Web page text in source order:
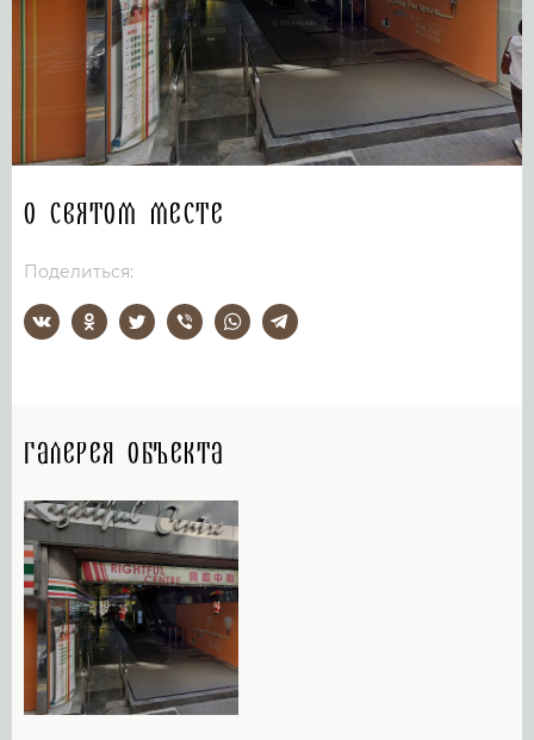
О святом месте
Поделиться:
Галерея объекта